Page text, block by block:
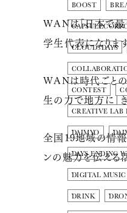
BOOST
CLOUD3DAYS
CONTEST
CREATIVE LAB
DAIMYO
DAYS ENDING
DIGITAL
DRINK
WANは「日本で最
学生代表になりま
WANは時代ごとの
生の力で地方に「
全国19地域の情報
ンの魅力を伝える